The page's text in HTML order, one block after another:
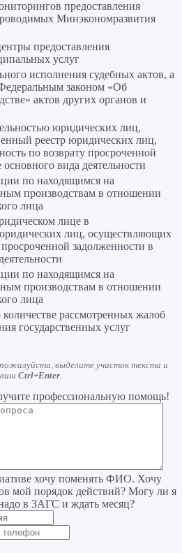
предоставления
Минэкономразвития
предоставления
услуг
исполнения судебных актов, а
законом «Об
актов других органов и
юридических лиц,
реестр юридических лиц,
по возврату просроченной
вида деятельности
по находящимся на
производствам в отношении
лица
лице в
лиц, осуществляющих
просроченной задолженности в
по находящимся на
производствам в отношении
лица
рассмотренных жалоб
государственных услуг
выделите участок текста и
Ctrl+Enter.
профессиональную помощь!
хочу поменять ФИО. Хочу
мой порядок действий? Могу ли я
в ЗАГС и ждать месяц?